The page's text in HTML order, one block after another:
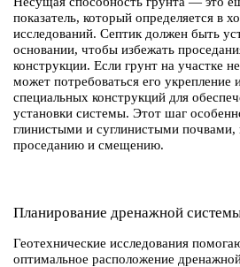
показатель, который определяется в
исследований. Септик должен быть
основании, чтобы избежать
конструкции. Если грунт на участке
может потребоваться его укрепление
специальных конструкций для
установки системы. Этот шаг
глинистыми и суглинистыми почвами,
проседанию и смещению.
Планирование дренажной
Геотехнические исследования
оптимальное расположение